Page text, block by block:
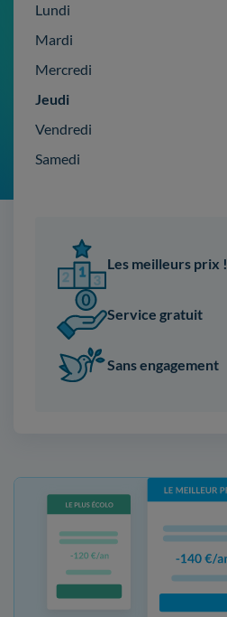
Lundi
Mardi
Mercredi
Jeudi
Vendredi
Samedi
Les meilleurs prix !
Service gratuit
Sans engagement